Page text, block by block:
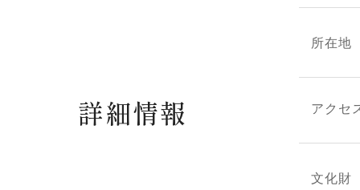
所在地
詳細情報 アクセ
文化財